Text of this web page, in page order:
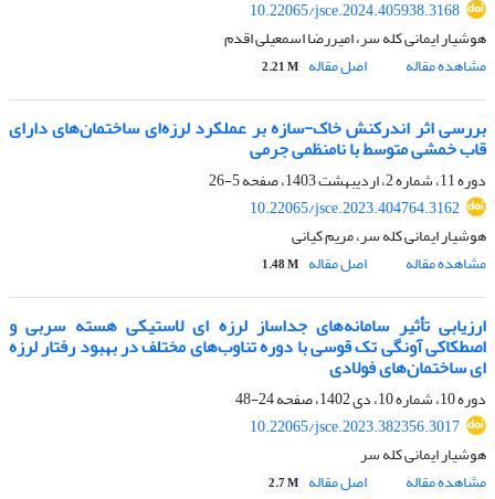
10.22065/jsce.2024.405938.3168
هوشیار ایمانی کله سر، امیررضا اسمعیلی اقدم
مشاهده مقاله
اصل مقاله 2.21 M
بررسی اثر اندرکنش خاک-سازه بر عملکرد لرزه‌ای ساختمان‌های دارای
قاب خمشی‌‌ متوسط با نامنظمی جرمی
دوره 11، شماره 2، اردیبهشت 1403، صفحه
5-26
10.22065/jsce.2023.404764.3162
هوشیار ایمانی کله سر، مریم کیانی
مشاهده مقاله
اصل مقاله 1.48 M
ارزیابی تأثیر سامانه‌های جداساز لرزه ای لاستیکی هسته سربی و
اصطکاکی آونگی تک قوسی با دوره تناوب‌های مختلف در بهبود رفتار لرزه
ای ساختمان‌های فولادی
دوره 10، شماره 10، دی 1402، صفحه
24-48
10.22065/jsce.2023.382356.3017
هوشیار ایمانی کله سر
مشاهده مقاله
اصل مقاله 2.7 M